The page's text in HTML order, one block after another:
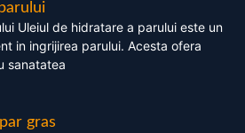
Uleiul de hidratare a parului este un
in ingrijirea parului. Acesta ofera
sanatatea
gras